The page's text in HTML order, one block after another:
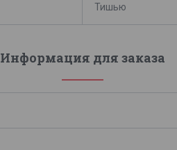
Тишью
Информация для заказа